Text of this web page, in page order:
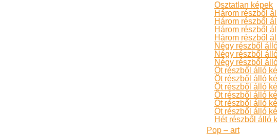
Osztatlan képek
Három részből
Három részből
Három részből
Három részből
Négy részből
Négy részből
Négy részből
Öt részből álló
Öt részből álló
Öt részből álló
Öt részből álló
Öt részből álló
Öt részből álló
Hét részből álló
Pop – art